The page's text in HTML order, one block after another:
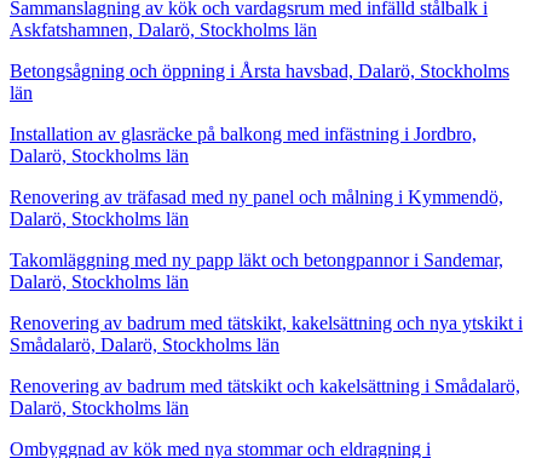
Sammanslagning av kök och vardagsrum med infälld stålbalk i
Askfatshamnen, Dalarö, Stockholms län
Betongsågning och öppning i Årsta havsbad, Dalarö, Stockholms
län
Installation av glasräcke på balkong med infästning i Jordbro,
Dalarö, Stockholms län
Renovering av träfasad med ny panel och målning i Kymmendö,
Dalarö, Stockholms län
Takomläggning med ny papp läkt och betongpannor i Sandemar,
Dalarö, Stockholms län
Renovering av badrum med tätskikt, kakelsättning och nya ytskikt i
Smådalarö, Dalarö, Stockholms län
Renovering av badrum med tätskikt och kakelsättning i Smådalarö,
Dalarö, Stockholms län
Ombyggnad av kök med nya stommar och eldragning i